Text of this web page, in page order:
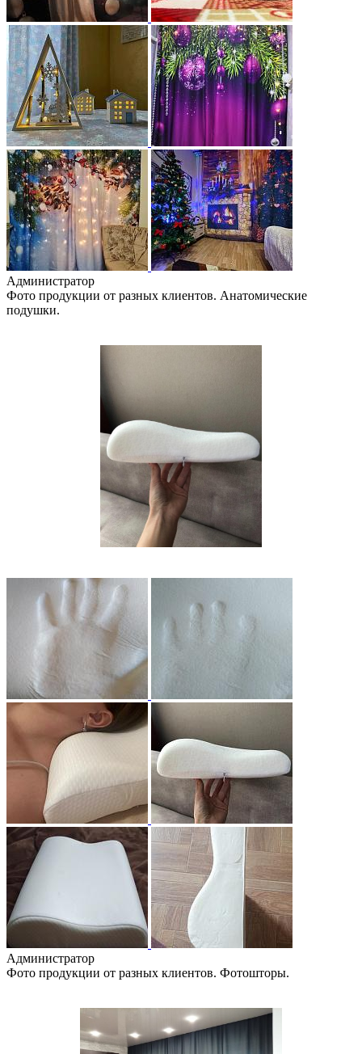
Администратор
Фото продукции от разных клиентов. Анатомические
подушки.
Администратор
Фото продукции от разных клиентов. Фотошторы.